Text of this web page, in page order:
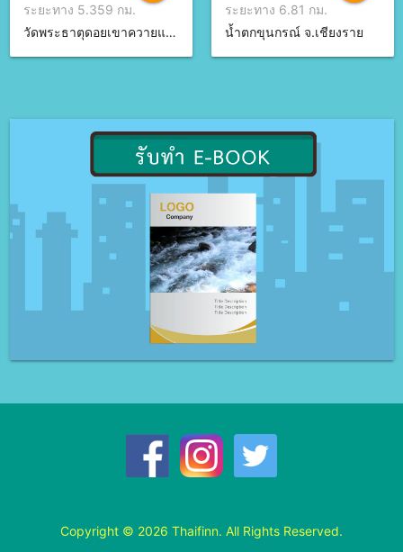
ระยะทาง 5.359 กม.
วัดพระธาตุดอยเขาควายแก้ว จ.เชียงราย
ระยะทาง 6.81 กม.
น้ำตกขุนกรณ์ จ.เชียงราย
Copyright © 2026 Thaifinn. All Rights Reserved.